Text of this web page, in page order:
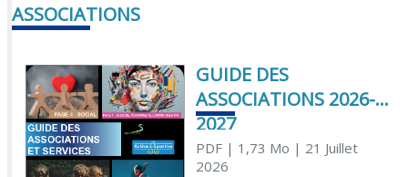
ASSOCIATIONS
GUIDE DES
ASSOCIATIONS 2026-
2027
PDF| 1,73 Mo | 21 Juillet
2026